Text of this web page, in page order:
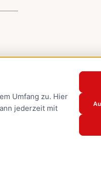
Umfang zu. Hier
jederzeit mit